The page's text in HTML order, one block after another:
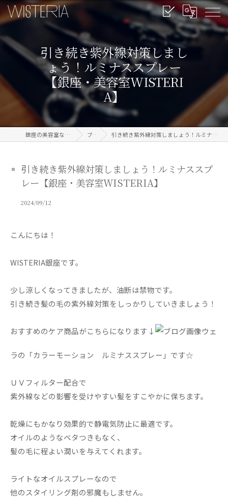
引き続き紫外線対策しまし
ょう！ルミナススプレー
【銀座・美容室WISTERI
A】
銀座の美容室なら信頼のWISTERIA ブログ 引き続き紫外線対策しましょう！ルミナススプレー【銀座・美容室WISTERIA】
引き続き紫外線対策しましょう！ルミナススプ
レー【銀座・美容室WISTERIA】
2024/09/12
こんにちは！
WISTERIA銀座です。
少し涼しくなってきましたが、油断は禁物です。
引き続き髪の毛の紫外線対策をしっかりしていきましょう！
おすすめのケア商品がこちらになります↓ ウェ
ラの「カラーモーション ルミナススプレー」です☆
ＵＶフィルター配合で
紫外線などの影響を受けやすい髪をすこやかに保ちます。
乾燥にもかなり効果的で静電気防止に最適です。
オイルのようなベタつきもなく、
髪の毛に程よい潤いを与えてくれます。
ライトなオイルスプレーなので
他のスタイリング剤の邪魔もしません。